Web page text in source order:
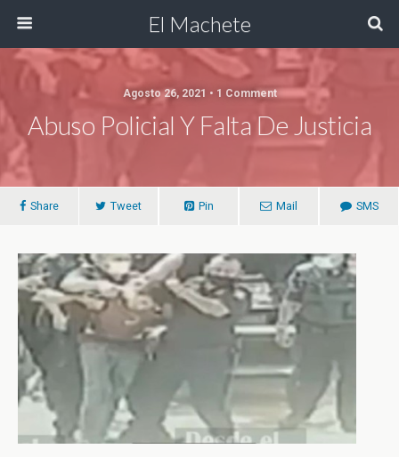
El Machete
Agosto 26, 2021 • 1 Comment
Abuso Policial Y Falta De Justicia
Share Tweet Pin Mail SMS